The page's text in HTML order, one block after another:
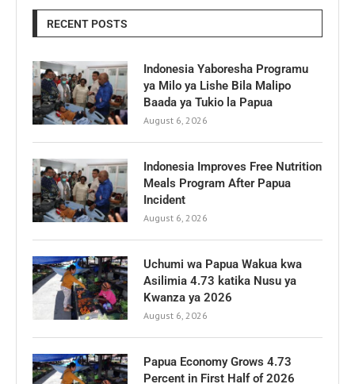
RECENT POSTS
Indonesia Yaboresha Programu
ya Milo ya Lishe Bila Malipo
Baada ya Tukio la Papua
August 6, 2026
Indonesia Improves Free Nutrition
Meals Program After Papua
Incident
August 6, 2026
Uchumi wa Papua Wakua kwa
Asilimia 4.73 katika Nusu ya
Kwanza ya 2026
August 6, 2026
Papua Economy Grows 4.73
Percent in First Half of 2026